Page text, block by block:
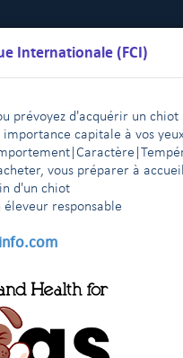
Internationale (FCI)
prévoyez d'acquérir un chiot
capitale à vos
|T
vous préparer à
d'un chiot
éleveur responsable
Commissions